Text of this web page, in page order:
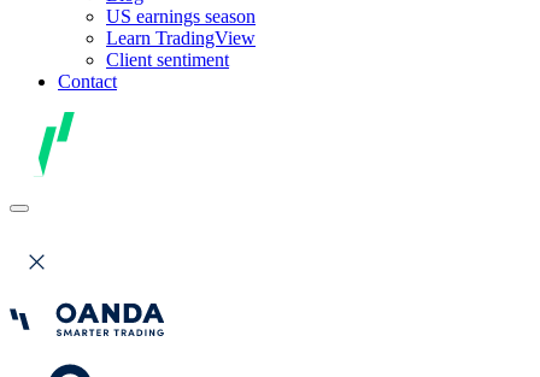
US earnings season
Learn TradingView
Client sentiment
Contact